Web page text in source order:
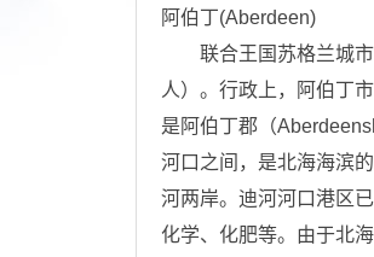
阿伯丁(Aberdeen)
联合王国苏格兰城市
人）。行政上，阿伯丁
是阿伯丁郡（
河口之间，是北海海滨
河两岸。迪河河口港区
化学、化肥等。由于北